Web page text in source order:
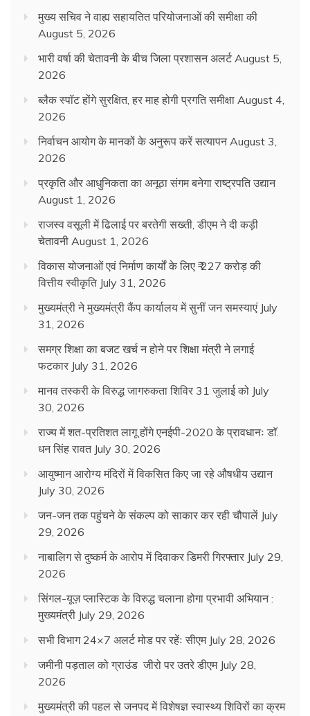
मुख्य सचिव ने वाह्य सहायतित परियोजनाओं की समीक्षा की
August 5, 2026
भारी वर्षा की चेतावनी के बीच जिला प्रशासन अलर्ट August 5,
2026
ब्लैक स्पॉट होंगे सुरक्षित, हर माह होगी प्रगति समीक्षा August 4,
2026
निर्वाचन आयोग के मानकों के अनुरूप करें सत्यापन August 3,
2026
प्रकृति और आधुनिकता का अनूठा संगम बनेगा राष्ट्रपति उद्यान
August 1, 2026
राजस्व वसूली में ढिलाई पर बरतेगी सख्ती, डीएम ने दी कड़ी
चेतावनी August 1, 2026
विकास योजनाओं एवं निर्माण कार्यों के लिए ₹ 227 करोड़ की
वित्तीय स्वीकृति July 31, 2026
मुख्यमंत्री ने मुख्यमंत्री कैंप कार्यालय में सुनीं जन समस्याएं July
31, 2026
समग्र शिक्षा का बजट खर्च न होने पर शिक्षा मंत्री ने लगाई
फटकार July 31, 2026
मानव तस्करी के विरुद्ध जागरुकता शिविर 31 जुलाई को July
30, 2026
राज्य में शत-प्रतिशत लागू होंगे एनईपी-2020 के प्रावधानः डाॅ.
धन सिंह रावत July 30, 2026
आयुष्मान आरोग्य मंदिरों में विकसित किए जा रहे औषधीय उद्यान
July 30, 2026
जन-जन तक पहुंचने के संकल्प को साकार कर रही चौपालें July
29, 2026
नाबालिग से दुष्कर्म के आरोप में दिवाकर डिमरी गिरफ्तार July 29,
2026
सिंगल-यूज़ प्लास्टिक के विरुद्ध चलाना होगा प्रभावी अभियान :
मुख्यमंत्री July 29, 2026
सभी विभाग 24×7 अलर्ट मोड पर रहेंः सीएम July 28, 2026
जमीनी पड़ताल को ग्राउंड जीरो पर उतरे डीएम July 28,
2026
मुख्यमंत्री की पहल से जनपद में विशेषज्ञ स्वास्थ्य शिविरों का क्रम